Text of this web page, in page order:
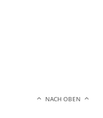
NACH OBEN